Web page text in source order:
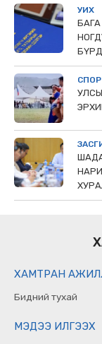
УИХ
ХАМТРАН
Бидний тухай
МЭДЭЭ ИЛГЭЭХ